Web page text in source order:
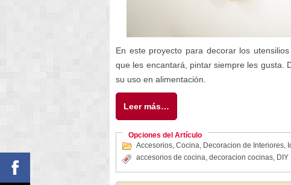
En este proyecto para decorar los
que les encantará, pintar siempre les gusta.
su uso en alimentación.
Leer más…
Opciones del Artículo
Accesorios, Cocina, Decoracion de Interiores,
accesorios de cocina, decoracion cocinas, DIY